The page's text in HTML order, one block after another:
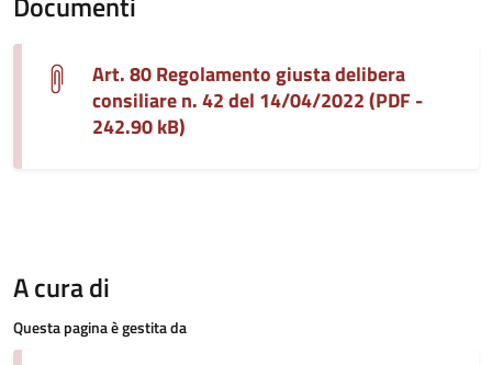
Art. 80 Regolamento giusta delibera
consiliare n. 42 del 14/04/2022 (PDF -
242.90 kB)
A cura di
Questa pagina è gestita da